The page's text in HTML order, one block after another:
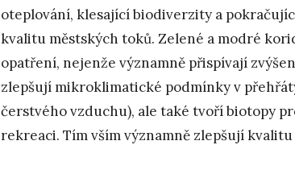
oteplování, klesající biodiverzity a
kvalitu městských toků. Zelené a modré
opatření, nejenže významně přispívají
zlepšují mikroklimatické podmínky v
čerstvého vzduchu), ale také tvoří biotopy
rekreaci. Tím vším významně zlepšují